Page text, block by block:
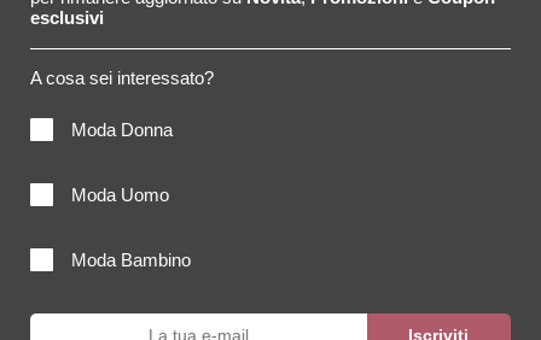
esclusivi
A cosa sei interessato?
Moda Donna
Moda Uomo
Moda Bambino